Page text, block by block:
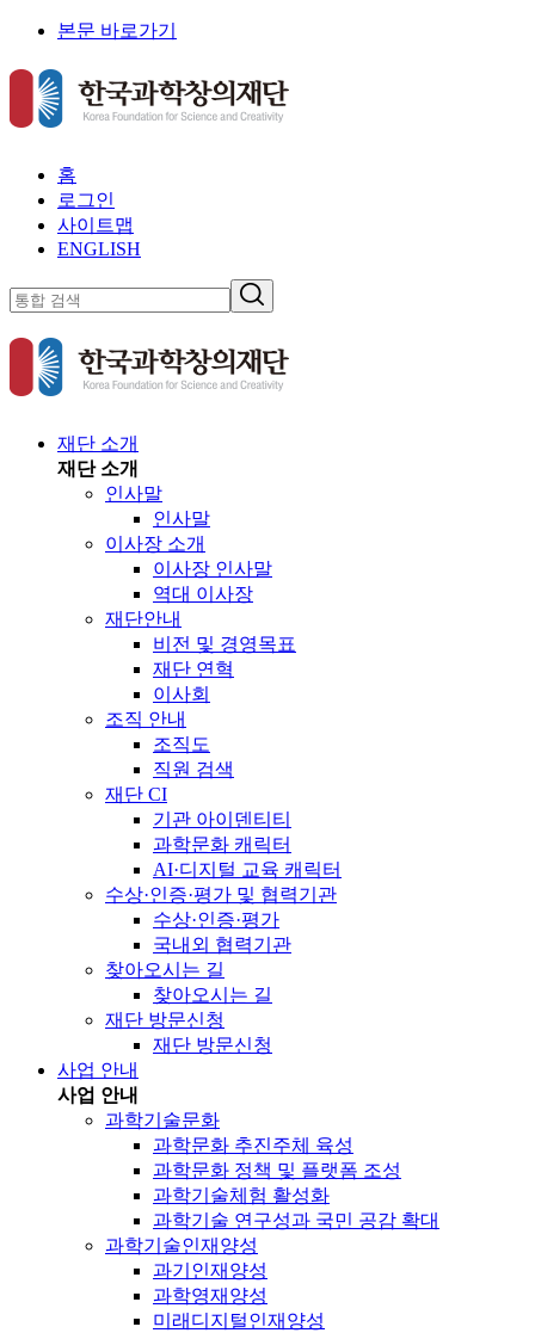
본문 바로가기
홈
로그인
사이트맵
ENGLISH
재단 소개
재단 소개
인사말
인사말
이사장 소개
이사장 인사말
역대 이사장
재단안내
비전 및 경영목표
재단 연혁
이사회
조직 안내
조직도
직원 검색
재단 CI
기관 아이덴티티
과학문화 캐릭터
AI·디지털 교육 캐릭터
수상·인증·평가 및 협력기관
수상·인증·평가
국내외 협력기관
찾아오시는 길
찾아오시는 길
재단 방문신청
재단 방문신청
사업 안내
사업 안내
과학기술문화
과학문화 추진주체 육성
과학문화 정책 및 플랫폼 조성
과학기술체험 활성화
과학기술 연구성과 국민 공감 확대
과학기술인재양성
과기인재양성
과학영재양성
미래디지털인재양성